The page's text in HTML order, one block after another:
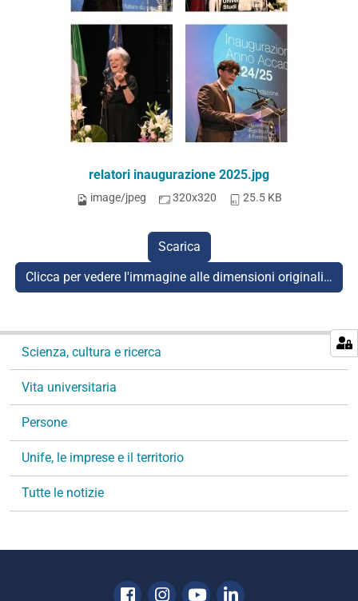
relatori inaugurazione 2025.jpg
image/jpeg 320x320 25.5 KB
Scarica
Clicca per vedere l'immagine alle dimensioni originali…
i
a
i
n
Scienza, cultura e ricerca
Vita universitaria
Persone
Unife, le imprese e il territorio
Tutte le notizie
Facebook
Instagram
YoutubeLinkedin